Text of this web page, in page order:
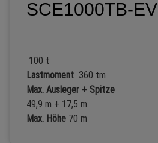
SCE1000TB-EV
100 t
Lastmoment 360 tm
Max. Ausleger + Spitze
49,9 m + 17,5 m
Max. Höhe 70 m